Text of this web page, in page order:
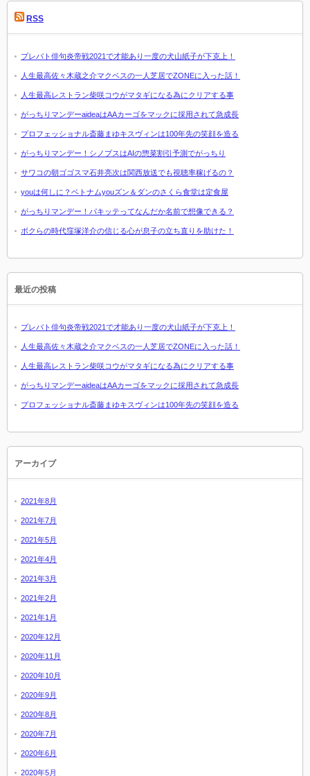
RSS
プレバト俳句炎帝戦2021で才能あり一度の犬山紙子が下克上！
人生最高佐々木蔵之介マクベスの一人芝居でZONEに入った話！
人生最高レストラン柴咲コウがマタギになる為にクリアする事
がっちりマンデーaideaはAAカーゴをマックに採用されて急成長
プロフェッショナル斎藤まゆキスヴィンは100年先の笑顔を造る
がっちりマンデー！シノプスはAIの惣菜割引予測でがっちり
サワコの朝ゴゴスマ石井亮次は関西放送でも視聴率稼げるの？
youは何しに？ベトナムyouズン＆ダンのさくら食堂は定食屋
がっちりマンデー！パキッテってなんだか名前で想像できる？
ボクらの時代窪塚洋介の信じる心が息子の立ち直りを助けた！
最近の投稿
プレバト俳句炎帝戦2021で才能あり一度の犬山紙子が下克上！
人生最高佐々木蔵之介マクベスの一人芝居でZONEに入った話！
人生最高レストラン柴咲コウがマタギになる為にクリアする事
がっちりマンデーaideaはAAカーゴをマックに採用されて急成長
プロフェッショナル斎藤まゆキスヴィンは100年先の笑顔を造る
アーカイブ
2021年8月
2021年7月
2021年5月
2021年4月
2021年3月
2021年2月
2021年1月
2020年12月
2020年11月
2020年10月
2020年9月
2020年8月
2020年7月
2020年6月
2020年5月